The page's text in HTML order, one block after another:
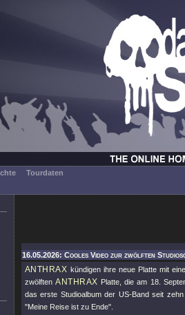
Tourdaten
16.05.2026: Cooles Video zur zwölften
ANTHRAX kündigen ihre neue Platte mit
zwölftenANTHRAX Platte, die am 18.
das erste Studioalbum der US-Band seit
"Meine Reise ist zu Ende".